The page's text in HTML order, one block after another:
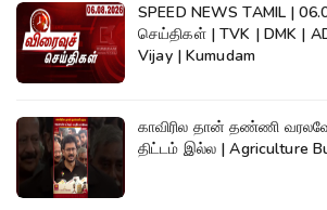
SPEED NEWS TAMIL |
செய்திகள் | TVK | DMK |
Vijay | Kumudam
காவிரில தான் தண்ணி
திட்டம் இல்ல | Agriculture